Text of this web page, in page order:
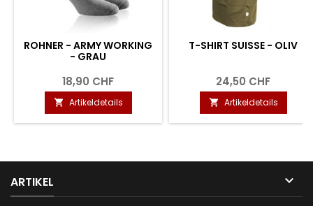
ROHNER - ARMY WORKING
- GRAU
18,90 CHF
 Artikeldetails
T-SHIRT SUISSE - OLIV
24,50 CHF
 Artikeldetails
ARTIKEL 